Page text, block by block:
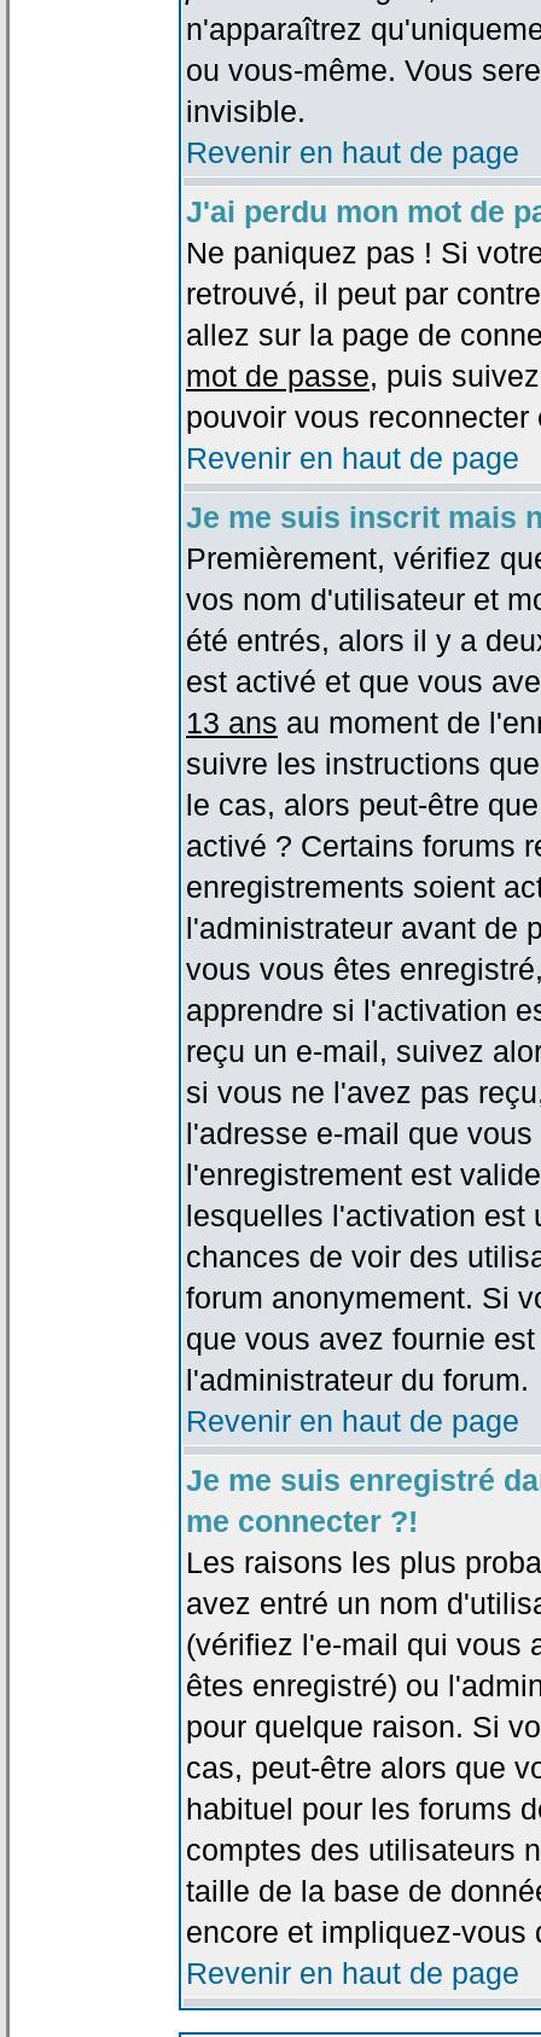
n'apparaîtrez
ou vous-même. Vous
invisible.
Revenir en haut de page
J'ai perdu mon mot de
Ne paniquez pas ! Si
retrouvé, il peut par
allez sur la page de
mot de passe, puis
pouvoir vous
Revenir en haut de page
Je me suis inscrit mais
Premièrement, vérifiez
vos nom d'utilisateur et
été entrés, alors il y a
est activé et que vous
13 ans au moment de
suivre les instructions
le cas, alors peut-être
activé ? Certains forums
enregistrements soient
l'administrateur avant de
vous vous êtes
apprendre si l'activation
reçu un e-mail, suivez
si vous ne l'avez pas
l'adresse e-mail que
l'enregistrement est
lesquelles l'activation est
chances de voir des
forum anonymement. Si
que vous avez fournie
l'administrateur du forum.
Revenir en haut de page
Je me suis enregistré
me connecter ?!
Les raisons les plus
avez entré un nom
(vérifiez l'e-mail qui vous
êtes enregistré) ou
pour quelque raison. Si
cas, peut-être alors que
habituel pour les forums
comptes des utilisateurs
taille de la base de
encore et impliquez-
Revenir en haut de page